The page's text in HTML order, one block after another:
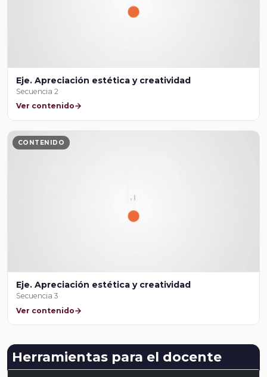
Eje. Apreciación estética y creatividad
Secuencia 2
Ver contenido
CONTENIDO
Eje. Apreciación estética y creatividad
Secuencia 3
Ver contenido
Herramientas para el docente